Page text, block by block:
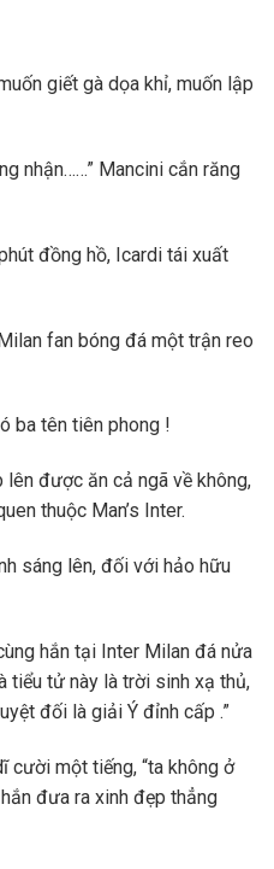
giết gà dọa khỉ, muốn lập
nhận……” Mancini cắn răng
đồng hồ, Icardi tái xuất
fan bóng đá một trận reo
ba tên tiên phong !
được ăn cả ngã về không,
thuộc Man’s Inter.
sáng lên, đối với hảo hữu
hắn tại Inter Milan đá nửa
tiểu tử này là trời sinh xạ thủ,
đối là giải Ý đỉnh cấp .”
cười một tiếng, “ta không ở
đưa ra xinh đẹp thẳng